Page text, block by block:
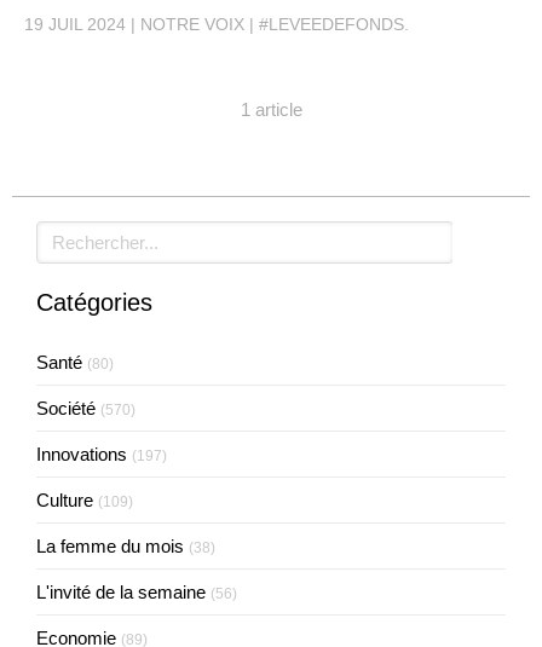
19 JUIL 2024
NOTRE VOIX #LEVEEDEFONDS.
1 article
Rechercher
Catégories
Santé (80)
Société (570)
Innovations (197)
Culture (109)
La femme du mois (38)
L'invité de la semaine (56)
Economie (89)